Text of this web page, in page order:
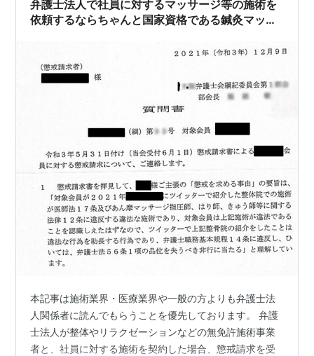
弁護士法人で社員に対するマッサージ等の施術を
依頼するならちゃんと国家資格である鍼灸マッサ
無免許業者と契約したら懲戒請求を受けるかも。
本記事は施術業界・医療業界や一般の方よりも弁護士法
人関係者に読んでもらうことを優先しております。 弁護
士法人が整体やリラクゼーションなどの無免許施術事業
者と、社員に対する施術を契約した場合、懲戒請求を受